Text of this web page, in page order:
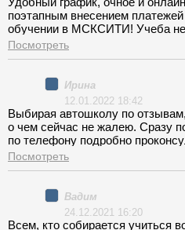
поэтапным внесением
обучении в МСКСИТИ! Учеба
получен максимум информации
Спасибо вам огромное!
Посмотреть
Ирина
12.01.2022 18:42
Выбирая автошколу по
о чем сейчас не жалею. Сразу
по телефону подробно
стоимость обучения прописана
финансовый вопрос
администрации и
вопросы решаются
можно спокойно
Посмотреть
Вадим
24.12.2021 16:20
Всем, кто собирается учиться